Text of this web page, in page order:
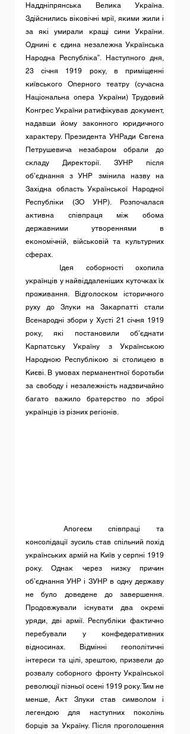
Наддніпрянська Велика Україна.
Здійснились віковічні мрії, якими жили і
за які умирали кращі сини України.
Однині є єдина незалежна Українська
Народна Республіка”. Наступного дня,
23 січня 1919 року, в приміщенні
київського Оперного театру (сучасна
Національна опера України) Трудовий
Конгрес України ратифікував документ,
надавши йому законного юридичного
характеру. Президента УНРади Євгена
Петрушевича незабаром обрали до
складу Директорії. ЗУНР після
об’єднання з УНР змінила назву на
Західна область Української Народної
Республіки (ЗО УНР). Розпочалася
активна співпраця між обома
державними утвореннями в
економічній, військовій та культурних
сферах.
українців у найвіддаленіших куточках їх
проживання. Відголоском історичного
руху до Злуки на Закарпатті стали
Всенародні збори у Хусті 21 січня 1919
року, які постановили об’єднати
Карпатську Україну з Українською
Народною Республікою зі столицею в
Києві. В умовах перманентної боротьби
за свободу і незалежність надзвичайно
багато важило братерство по зброї
українців із різних регіонів.
консолідації зусиль став спільний похід
українських армій на Київ у серпні 1919
року. Однак через низку причин
об’єднання УНР і ЗУНР в одну державу
не було доведене до завершення.
Продовжували існувати два окремі
уряди, дві армії. Республіки фактично
перебували у конфедеративних
відносинах. Відмінні геополітичні
інтереси та цілі, зрештою, призвели до
розвалу соборного фронту Української
революції пізньої осені 1919 року. Тим не
менше, Акт Злуки став символом і
легендою для наступних поколінь
борців за Україну. Після проголошення